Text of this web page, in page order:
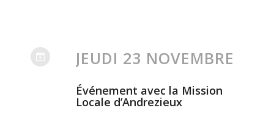
JEUDI 23 NOVEMBRE
Événement avec la Mission
Locale d’Andrezieux